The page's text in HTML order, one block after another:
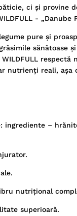
ci și provine
- „Danube
pure și
sănătoase
respectă
nutrienți reali, așa
ingrediente –
nutrițional
superioară.